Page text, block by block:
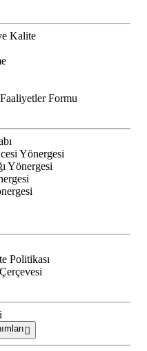
Kalite
Formu
Yönergesi
Yönergesi
Politikası